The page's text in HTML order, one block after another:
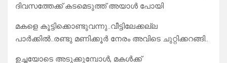
ദിവസത്തേക്ക് കടമെടുത്ത് അയാൾ പോയി
മകളെ കൂട്ടിക്കൊണ്ടുവന്നു..വീട്ടിലേക്കല്ല
പാർക്കിൽ..രണ്ടു മണിക്കൂർ നേരം അവിടെ ചുറ്റിക്കറങ്ങി..
ഉച്ചയോടെ അടുക്കുമ്പോൾ, മകൾക്ക്